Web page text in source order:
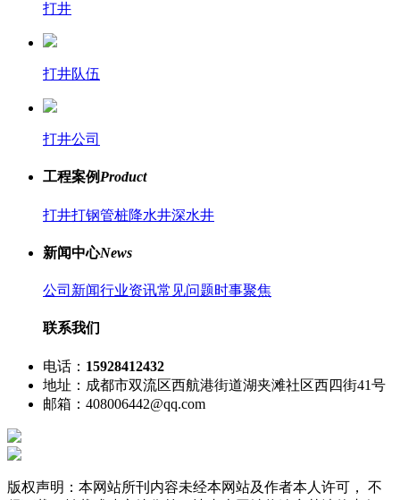
打井
打井队伍
打井公司
工程案例 Product
打井打钢管桩降水井深水井
新闻中心News
公司新闻行业资讯常见问题时事聚焦
联系我们
电话： 15928412432
地址：成都市双流区西航港街道湖夹滩社区西四街41号
邮箱：408006442@qq.com
版权声明：本网站所刊内容未经本网站及作者本人许可， 不